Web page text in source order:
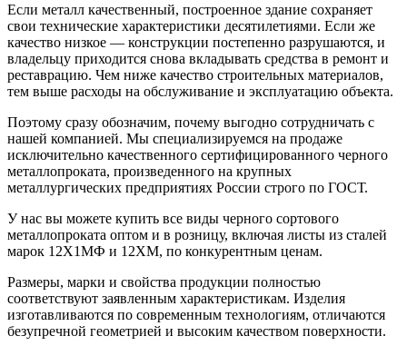
Если металл качественный, построенное здание сохраняет
свои технические характеристики десятилетиями. Если же
качество низкое — конструкции постепенно разрушаются, и
владельцу приходится снова вкладывать средства в ремонт и
реставрацию. Чем ниже качество строительных материалов,
тем выше расходы на обслуживание и эксплуатацию объекта.
Поэтому сразу обозначим, почему выгодно сотрудничать с
нашей компанией. Мы специализируемся на продаже
исключительно качественного сертифицированного черного
металлопроката, произведенного на крупных
металлургических предприятиях России строго по ГОСТ.
У нас вы можете купить все виды черного сортового
металлопроката оптом и в розницу, включая листы из сталей
марок 12Х1МФ и 12ХМ, по конкурентным ценам.
Размеры, марки и свойства продукции полностью
соответствуют заявленным характеристикам. Изделия
изготавливаются по современным технологиям, отличаются
безупречной геометрией и высоким качеством поверхности.